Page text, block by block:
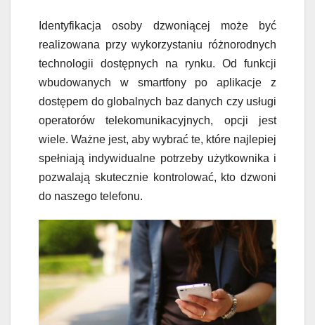
Identyfikacja osoby dzwoniącej może być
realizowana przy wykorzystaniu różnorodnych
technologii dostępnych na rynku. Od funkcji
wbudowanych w smartfony po aplikacje z
dostępem do globalnych baz danych czy usługi
operatorów telekomunikacyjnych, opcji jest
wiele. Ważne jest, aby wybrać te, które najlepiej
spełniają indywidualne potrzeby użytkownika i
pozwalają skutecznie kontrolować, kto dzwoni
do naszego telefonu.